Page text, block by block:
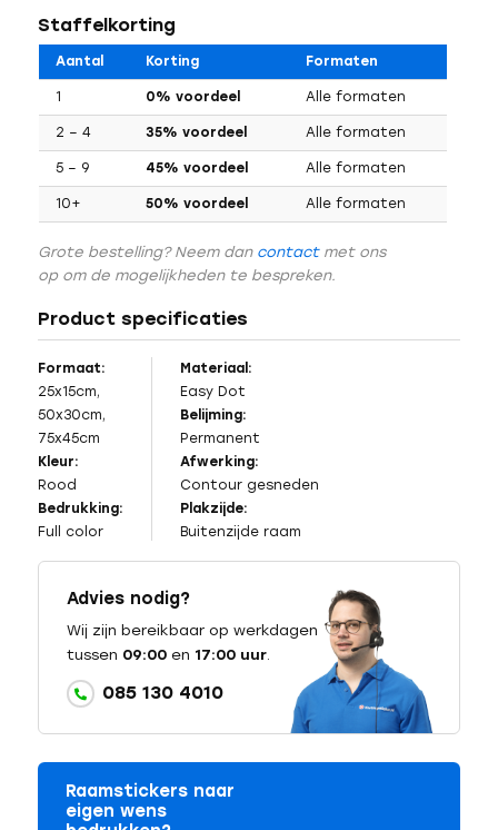
Staffelkorting
Aantal Korting Formaten
1 0% voordeel Alle formaten
2 – 4 35% voordeel Alle formaten
5 – 9 45% voordeel Alle formaten
10+ 50% voordeel Alle formaten
Grote bestelling? Neem dan contactmet ons
op om de mogelijkheden te bespreken.
Product specificaties
Formaat:
25x15cm,
50x30cm,
75x45cm
Kleur:
Rood
Bedrukking:
Full color
Materiaal:
Easy Dot
Belijming:
Permanent
Afwerking:
Contour gesneden
Plakzijde:
Buitenzijde raam
Advies nodig?
Wij zijn bereikbaar op werkdagen
tussen 09:00en 17:00 uur.
085 130 4010
Raamstickers naar
eigen wens